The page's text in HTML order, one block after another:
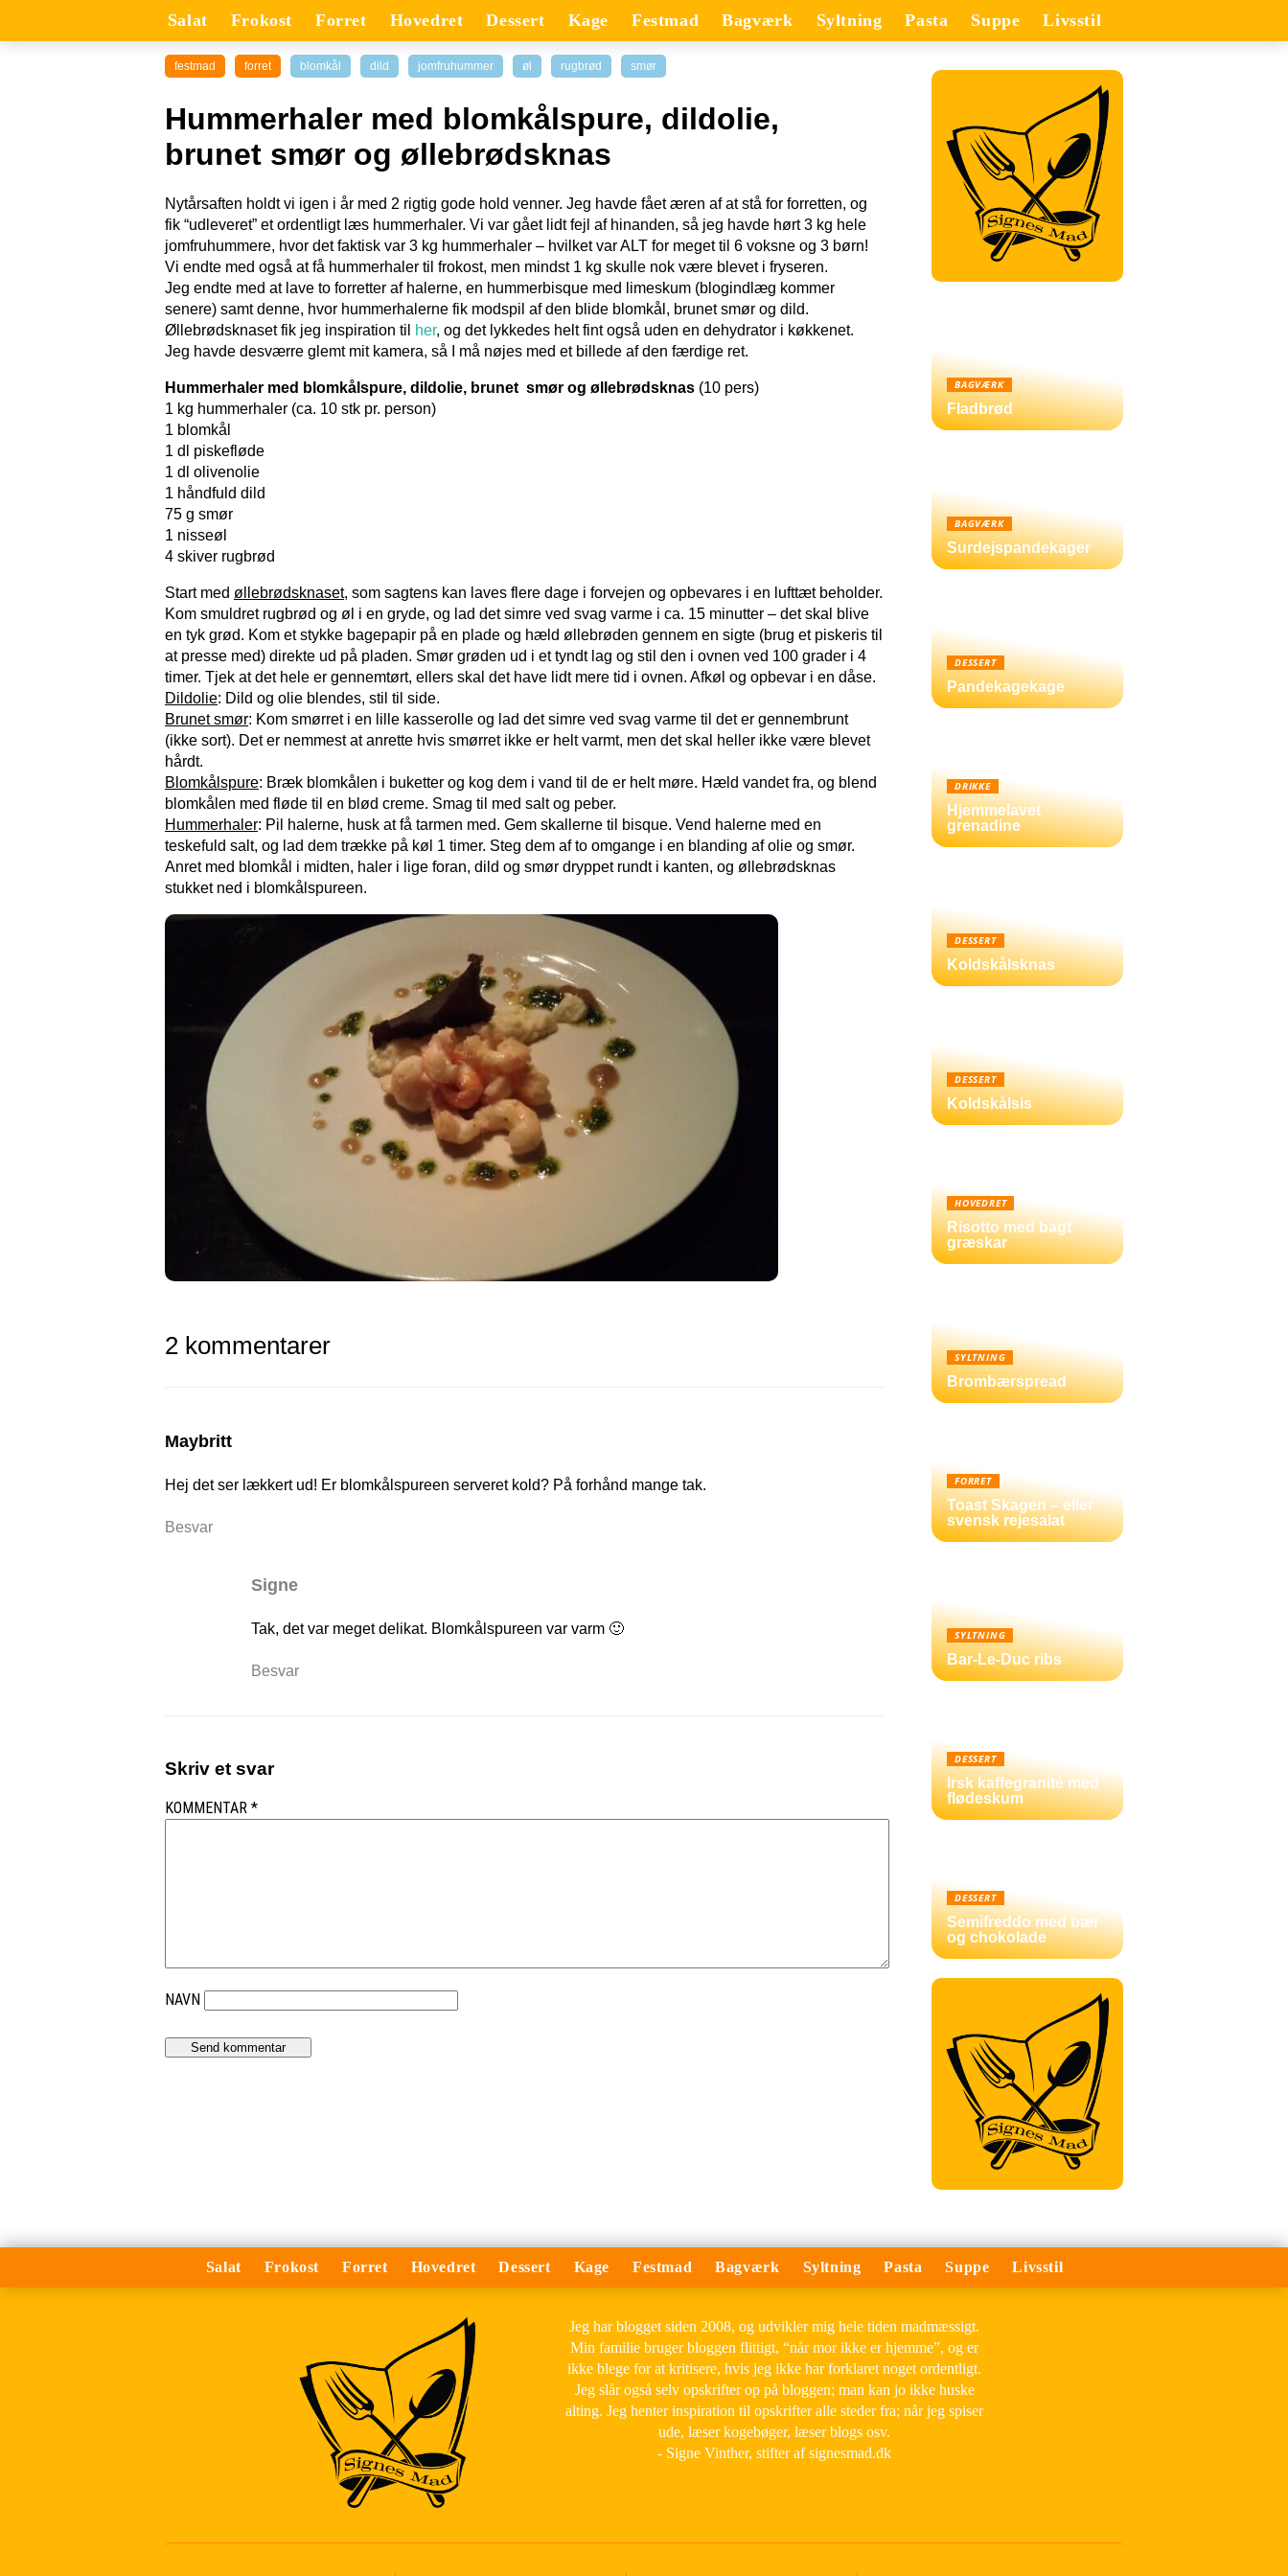
Salat Frokost Forret Hovedret Dessert Kage Festmad Bagværk Syltning Pasta Suppe Livsstil
festmad forret blomkål dild jomfruhummer øl rugbrød smør
Hummerhaler med blomkålspure, dildolie,
brunet smør og øllebrødsknas
Nytårsaften holdt vi igen i år med 2 rigtig gode hold venner. Jeg havde fået æren af at stå for forretten, og
fik “udleveret” et ordentligt læs hummerhaler. Vi var gået lidt fejl af hinanden, så jeg havde hørt 3 kg hele
jomfruhummere, hvor det faktisk var 3 kg hummerhaler – hvilket var ALT for meget til 6 voksne og 3 børn!
Vi endte med også at få hummerhaler til frokost, men mindst 1 kg skulle nok være blevet i fryseren.
Jeg endte med at lave to forretter af halerne, en hummerbisque med limeskum (blogindlæg kommer
senere) samt denne, hvor hummerhalerne fik modspil af den blide blomkål, brunet smør og dild.
Øllebrødsknaset fik jeg inspiration til
her, og det lykkedes helt fint også uden en dehydrator i køkkenet.
Jeg havde desværre glemt mit kamera, så I må nøjes med et billede af den færdige ret.
Hummerhaler med blomkålspure, dildolie, brunet smør og øllebrødsknas (10 pers)
1 kg hummerhaler (ca. 10 stk pr. person)
1 blomkål
1 dl piskefløde
1 dl olivenolie
1 håndfuld dild
75 g smør
1 nisseøl
4 skiver rugbrød
Start med øllebrødsknaset, som sagtens kan laves flere dage i forvejen og opbevares i en lufttæt beholder.
Kom smuldret rugbrød og øl i en gryde, og lad det simre ved svag varme i ca. 15 minutter – det skal blive
en tyk grød. Kom et stykke bagepapir på en plade og hæld øllebrøden gennem en sigte (brug et piskeris til
at presse med) direkte ud på pladen. Smør grøden ud i et tyndt lag og stil den i ovnen ved 100 grader i 4
timer. Tjek at det hele er gennemtørt, ellers skal det have lidt mere tid i ovnen. Afkøl og opbevar i en dåse.
Dildolie: Dild og olie blendes, stil til side.
Brunet smør: Kom smørret i en lille kasserolle og lad det simre ved svag varme til det er gennembrunt
(ikke sort). Det er nemmest at anrette hvis smørret ikke er helt varmt, men det skal heller ikke være blevet
hårdt.
Blomkålspure: Bræk blomkålen i buketter og kog dem i vand til de er helt møre. Hæld vandet fra, og blend
blomkålen med fløde til en blød creme. Smag til med salt og peber.
Hummerhaler: Pil halerne, husk at få tarmen med. Gem skallerne til bisque. Vend halerne med en
teskefuld salt, og lad dem trække på køl 1 timer. Steg dem af to omgange i en blanding af olie og smør.
Anret med blomkål i midten, haler i lige foran, dild og smør dryppet rundt i kanten, og øllebrødsknas
stukket ned i blomkålspureen.
2 kommentarer
Maybritt
Hej det ser lækkert ud! Er blomkålspureen serveret kold? På forhånd mange tak.
Besvar
Signe
Tak, det var meget delikat. Blomkålspureen var varm 🙂
Besvar
Skriv et svar
KOMMENTAR *
NAVN
BAGVÆRK
Fladbrød
BAGVÆRK
Surdejspandekager
DESSERT
Pandekagekage
DRIKKE
Hjemmelavet
grenadine
DESSERT
Koldskålsknas
DESSERT
Koldskålsis
HOVEDRET
Risotto med bagt
græskar
SYLTNING
Brombærspread
FORRET
Toast Skagen – eller
svensk rejesalat
SYLTNING
Bar-Le-Duc ribs
DESSERT
Irsk kaffegranité med
flødeskum
DESSERT
Semifreddo med bær
og chokolade
Salat Frokost Forret Hovedret Dessert Kage Festmad Bagværk Syltning Pasta Suppe Livsstil
Jeg har blogget siden 2008, og udvikler mig hele tiden madmæssigt.
Min familie bruger bloggen flittigt, “når mor ikke er hjemme”, og er
ikke blege for at kritisere, hvis jeg ikke har forklaret noget ordentligt.
Jeg slår også selv opskrifter op på bloggen; man kan jo ikke huske
alting. Jeg henter inspiration til opskrifter alle steder fra; når jeg spiser
ude, læser kogebøger, læser blogs osv.
- Signe Vinther, stifter af signesmad.dk